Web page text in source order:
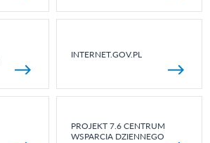
INTERNET.GOV.PL
PROJEKT 7.6 CENTRUM
WSPARCIA DZIENNEGO